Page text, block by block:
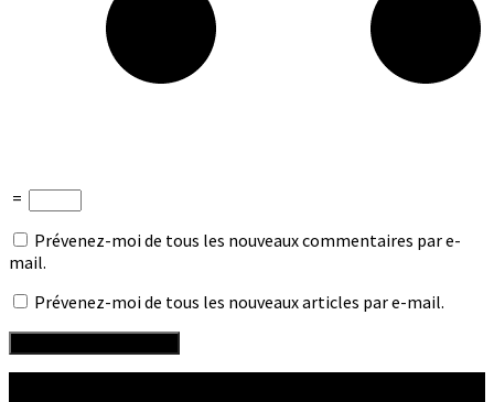
=
Prévenez-moi de tous les nouveaux commentaires par e-
mail.
Prévenez-moi de tous les nouveaux articles par e-mail.